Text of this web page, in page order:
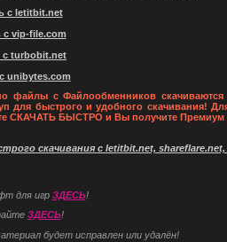
с letitbit.net
с vip-file.com
с turbobit.net
unibytes.com
файлы с Файлообменников скачиваются
для быстрого и удобного скачивания!
СКАЧАТЬ БЫСТРО и Вы получите Премиум
скачивания с letitbit.net, shareflare.net,
для игр ЗДЕСЬ!
ЗДЕСЬ!
будет исправлен или удалён!